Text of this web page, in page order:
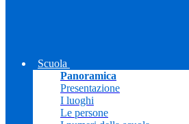
Scuola
Panoramica
Presentazione
I luoghi
Le persone